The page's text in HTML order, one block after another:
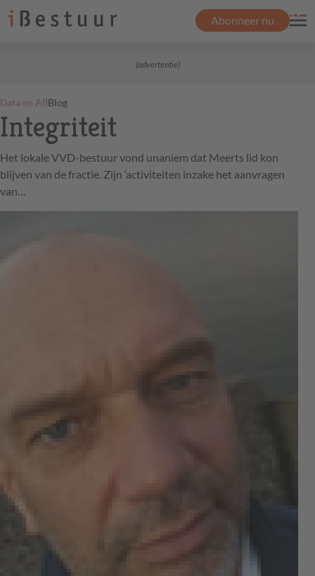
Abonneer nu
(advertentie)
Data en AI|Blog
Integriteit
Het lokale VVD-bestuur vond unaniem dat Meerts lid kon
blijven van de fractie. Zijn ‘activiteiten inzake het aanvragen
van…